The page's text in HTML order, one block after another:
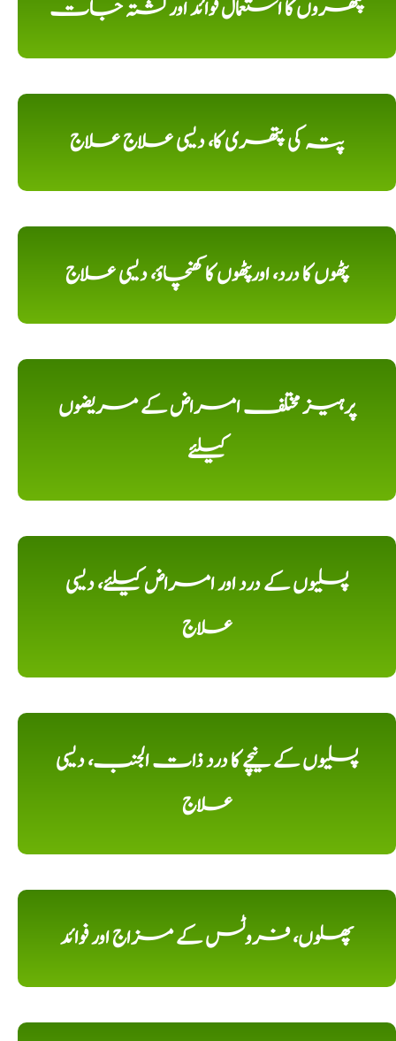
پتھروں کا استعمال فوائد اورکشتہ جات
پتہ کی پتھری کا، دیسی علاج علاج
پٹھوں کا درد، اورپٹھوں کا کھنچاؤ، دیسی علاج
پرہیز مختلف امراض کے مریضوں
کیلئے
پسلیوں کے درد اور امراض کیلئے، دیسی
علاج
پسلیوں کے نیچے کا درد ذات الجنب، دیسی
علاج
پھلوں، فروٹس کے مزاج اور فوائد